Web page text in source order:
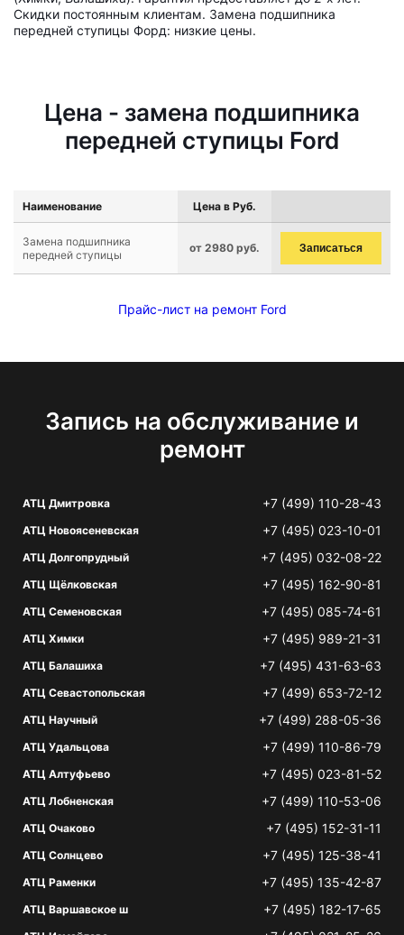
Скидки постоянным клиентам. Замена подшипника
передней ступицы Форд: низкие цены.
Цена - замена подшипника
передней ступицы Ford
Наименование Цена в Руб.
Замена подшипника
передней ступицы
от 2980 руб. Записаться
Прайс-лист на ремонт Ford
Запись на обслуживание и
ремонт
АТЦ Дмитровка +7 (499) 110-28-43
АТЦ Новоясеневская +7 (495) 023-10-01
АТЦ Долгопрудный +7 (495) 032-08-22
АТЦ Щёлковская +7 (495) 162-90-81
АТЦ Семеновская +7 (495) 085-74-61
АТЦ Химки +7 (495) 989-21-31
АТЦ Балашиха +7 (495) 431-63-63
АТЦ Севастопольская +7 (499) 653-72-12
АТЦ Научный +7 (499) 288-05-36
АТЦ Удальцова +7 (499) 110-86-79
АТЦ Алтуфьево +7 (495) 023-81-52
АТЦ Лобненская +7 (499) 110-53-06
АТЦ Очаково +7 (495) 152-31-11
АТЦ Солнцево +7 (495) 125-38-41
АТЦ Раменки +7 (495) 135-42-87
АТЦ Варшавское ш +7 (495) 182-17-65